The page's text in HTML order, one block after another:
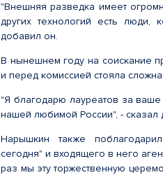
"Внешняя разведка имеет
других технологий есть люди,
добавил он.
В нынешнем году на соискание
и перед комиссией стояла
"Я благодарю лауреатов за ваше
нашей любимой России", - сказал
Нарышкин также
сегодня" и входящего в него
раз мы эту торжественную